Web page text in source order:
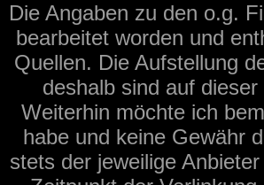
Die Angaben zu den o.g.
bearbeitet worden und
Quellen. Die Aufstellung
deshalb sind auf
Weiterhin möchte ich
habe und keine Gewähr
stets der jeweilige